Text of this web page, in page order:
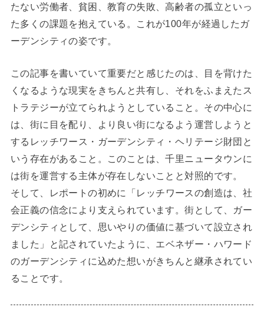
たない労働者、貧困、教育の失敗、高齢者の孤立といっ
た多くの課題を抱えている。これが100年が経過したガ
ーデンシティの姿です。
この記事を書いていて重要だと感じたのは、目を背けた
くなるような現実をきちんと共有し、それをふまえたス
トラテジーが立てられようとしていること。その中心に
は、街に目を配り、より良い街になるよう運営しようと
するレッチワース・ガーデンシティ・ヘリテージ財団と
いう存在があること。このことは、千里ニュータウンに
は街を運営する主体が存在しないことと対照的です。
そして、レポートの初めに「レッチワースの創造は、社
会正義の信念により支えられています。街として、ガー
デンシティとして、思いやりの価値に基づいて設立され
ました 」と記されていたように、エベネザー・ハワード
のガーデンシティに込めた想いがきちんと継承されてい
ることです。